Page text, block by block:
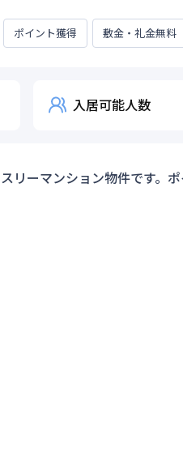
ポイント獲得 敷金・礼金無料
入居可能人数
リーマンション物件です。